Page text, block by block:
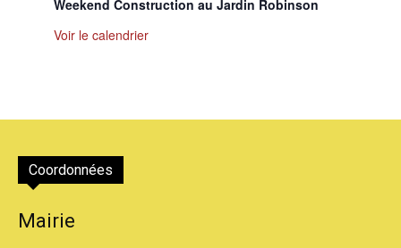
Weekend Construction au Jardin Robinson
Voir le calendrier
Coordonnées
Mairie